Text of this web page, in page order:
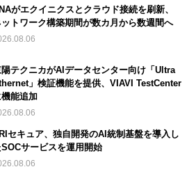
がエクイニクスとクラウド接続を刷新、
トワーク構築期間が数カ月から数週間へ
テクニカがAIデータセンター向け「Ultra
」検証機能を提供、VIAVI TestCenter
機能追加
セキュア、独自開発のAI統制基盤を導入し
サービスを運用開始